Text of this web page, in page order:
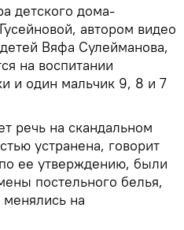
детского дома-
автором видео
Вяфа Сулейманова,
на воспитании
и один мальчик 9, 8 и 7
речь на скандальном
устранена, говорит
ее утверждению, были
постельного белья,
на